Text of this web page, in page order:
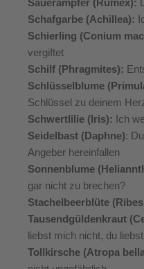
Sauerampfer (Rumex):
Schafgarbe (Achillea):
Schierling (Conium
vergiftet
Schilf (Phragmites):
Schlüsselblume
Schlüssel zu deinem
Schwertlilie (Iris): Ich
Seidelbast (Daphne):
Angeber hereinfallen
Sonnenblume
gar nicht zu brechen?
Stachelbeerblüte
Tausendgüldenkraut
liebst mich nicht, du
Tollkirsche (Atropa